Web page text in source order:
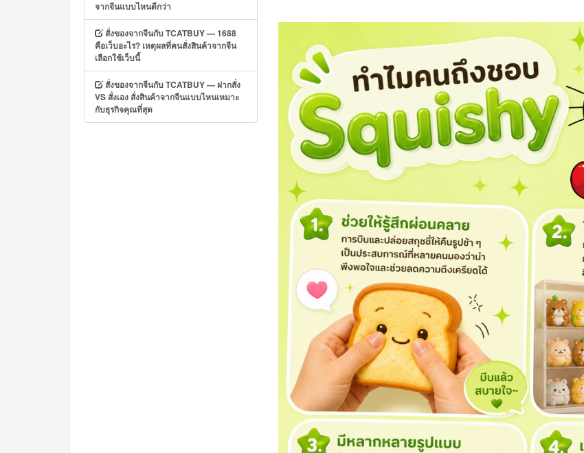
จากจีนแบบไหนดีกว่า
สั่งของจากจีนกับ TCATBUY --- 1688
คือเว็บอะไร? เหตุผลที่คนสั่งสินค้าจากจีน
เลือกใช้เว็บนี้
สั่งของจากจีนกับ TCATBUY --- ฝากสั่ง
VS สั่งเอง สั่งสินค้าจากจีนแบบไหนเหมาะ
กับธุรกิจคุณที่สุด